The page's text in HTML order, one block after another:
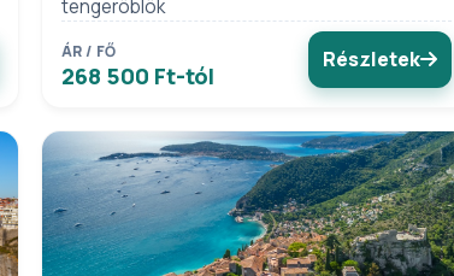
tengeröblök
ÁR / FŐ
268 500 Ft-tól
Részletek